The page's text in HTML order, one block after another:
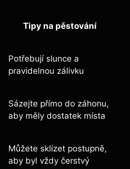
Tipy na pěstování
Potřebují slunce a
pravidelnou zálivku
Sázejte přímo do záhonu,
aby měly dostatek místa
Můžete sklízet postupně,
aby byl vždy čerstvý